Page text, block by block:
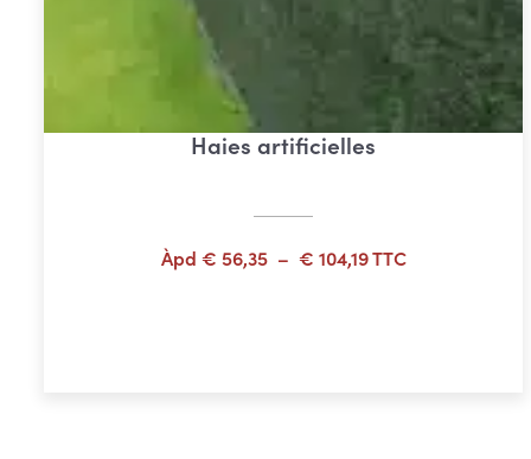
Haies artificielles
Àpd € 56,35 – € 104,19Plage
TTC